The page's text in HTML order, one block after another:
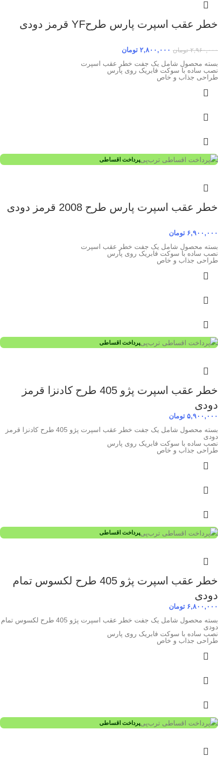
خطر عقب اسپرت پارس طرحYF قرمز دودی
۲,۹۶۰,۰۰۰ تومان ۲,۸۰۰,۰۰۰ تومان
بسته محصول شامل یک جفت خطر عقب اسپرت
نصب ساده با سوکت فابریک روی پارس
طراحی جذاب و خاص
پرداخت اقساطی
خطر عقب اسپرت پارس طرح 2008 قرمز دودی
۶,۹۰۰,۰۰۰ تومان
بسته محصول شامل یک جفت خطر عقب اسپرت
نصب ساده با سوکت فابریک روی پارس
طراحی جذاب و خاص
پرداخت اقساطی
خطر عقب اسپرت پژو 405 طرح کادنزا قرمز
دودی
۵,۹۰۰,۰۰۰ تومان
بسته محصول شامل یک جفت خطر عقب اسپرت پژو 405 طرح کادنزا قرمز
دودی
نصب ساده با سوکت فابریک روی پارس
طراحی جذاب و خاص
پرداخت اقساطی
خطر عقب اسپرت پژو 405 طرح لکسوس تمام
دودی
۶,۸۰۰,۰۰۰ تومان
بسته محصول شامل یک جفت خطر عقب اسپرت پژو 405 طرح لکسوس تمام
دودی
نصب ساده با سوکت فابریک روی پارس
طراحی جذاب و خاص
پرداخت اقساطی